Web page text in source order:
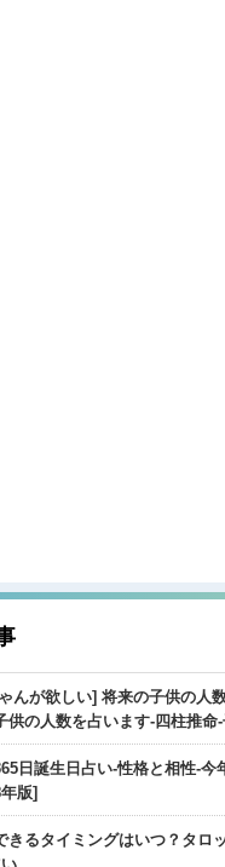
んが欲しい] 将来の子供の人
供の人数を占います-四柱推命
日誕生日占い-性格と相性-今
版]
きるタイミングはいつ？タロ